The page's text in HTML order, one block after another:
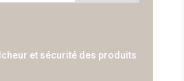
et sécurité des produits